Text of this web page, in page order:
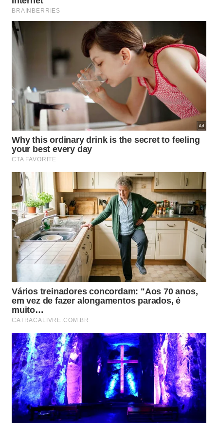
Grandes edifícios convencionais utilizam núcleos de
concreto que exigem longo tempo de cura química.
A metodologia modular elimina essa lentidão
adotando uma matriz metálica estrutural. Essa
mudança permite que odesenvolvimento
vertical
ocorra sem interrupções causadas pelahidratação
do material.
🏗️ Matriz Metálica
Acelerando a Montagem
A substituição do concreto por placas de aço
inoxidável e colunas estruturais pré-
engenheiradas elimina totalmente os
períodos de espera mecânica.
A velocidade de elevação passa a depender
somente do ciclo mecânico dos guindastes e
do trabalho ágil da equipe de fixação.